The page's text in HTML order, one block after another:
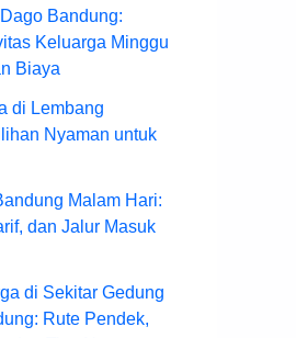
Bandung:
Keluarga Minggu
Biaya
di Lembang
Nyaman untuk
Malam Hari:
dan Jalur Masuk
di Sekitar Gedung
Rute Pendek,